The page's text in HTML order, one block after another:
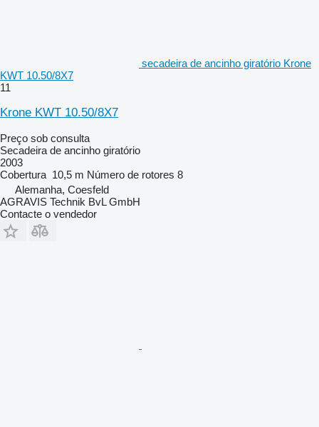
secadeira de ancinho giratório Krone
KWT 10.50/8X7
11
Krone KWT 10.50/8X7
Preço sob consulta
Secadeira de ancinho giratório
2003
Cobertura 10,5 m Número de rotores 8
Alemanha, Coesfeld
AGRAVIS Technik BvL GmbH
Contacte o vendedor